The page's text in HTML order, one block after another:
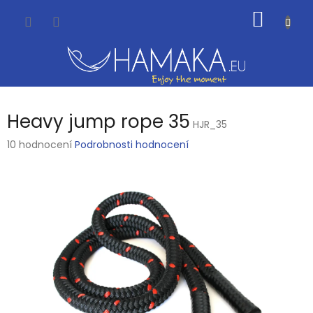
KOŠÍK
Heavy jump rope 35 HJR_35
Průměrné
10 hodnocení Podrobnosti hodnocení